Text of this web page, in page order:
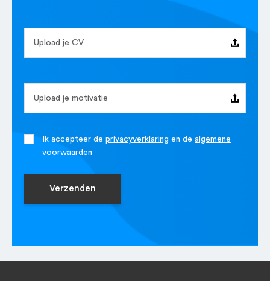
Upload je CV
Upload je motivatie
Ik accepteer de privacyverklaring en de algemene
voorwaarden
Verzenden